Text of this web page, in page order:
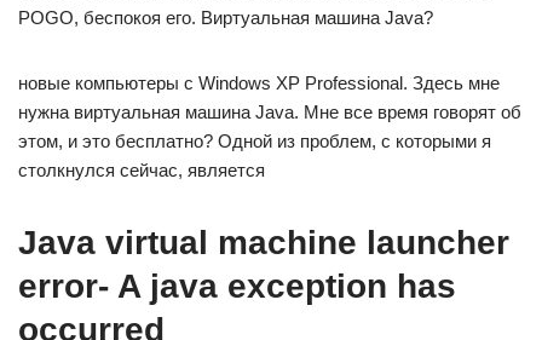
POGO, беспокоя его. Виртуальная машина Java?
новые компьютеры с Windows XP Professional. Здесь мне
нужна виртуальная машина Java. Мне все время говорят об
этом, и это бесплатно? Одной из проблем, с которыми я
столкнулся сейчас, является
Java virtual machine launcher
error- A java exception has
occurred